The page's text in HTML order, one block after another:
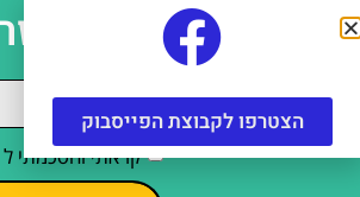
קראתי והסכמתי ל
הצטרפו לקבוצת הפייסבוק